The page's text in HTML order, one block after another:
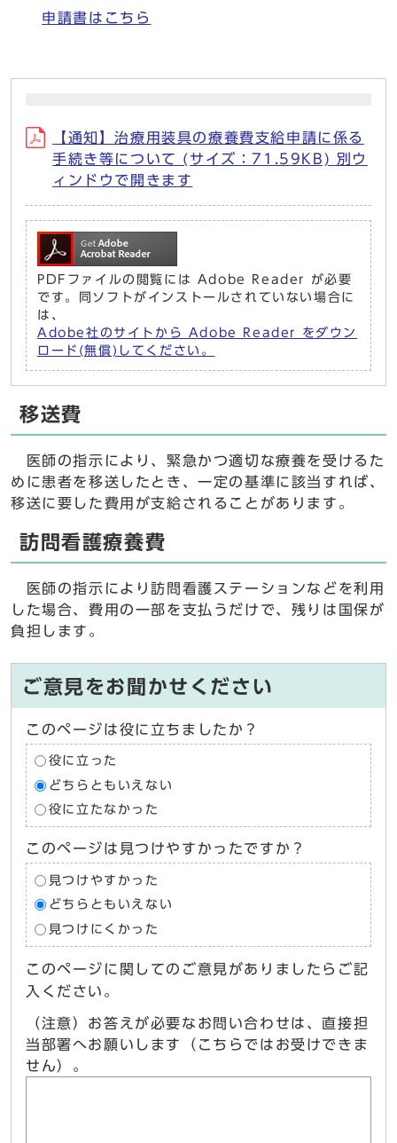
申請書はこちら
【通知】治療用装具の療養費支給申請に係る
手続き等について (サイズ：71.59KB) 別ウ
ィンドウで開きます
PDFファイルの閲覧には Adobe Reader が必要
です。同ソフトがインストールされていない場合に
は、
Adobe社のサイトから Adobe Reader をダウン
ロード(無償)してください。
移送費
医師の指示により、緊急かつ適切な療養を受けるた
めに患者を移送したとき、一定の基準に該当すれば、
移送に要した費用が支給されることがあります。
訪問看護療養費
医師の指示により訪問看護ステーションなどを利用
した場合、費用の一部を支払うだけで、残りは国保が
負担します。
ご意見をお聞かせください
このページは役に立ちましたか？
役に立った
どちらともいえない
役に立たなかった
このページは見つけやすかったですか？
見つけやすかった
どちらともいえない
見つけにくかった
このページに関してのご意見がありましたらご記
入ください。
（注意）お答えが必要なお問い合わせは、直接担
当部署へお願いします（こちらではお受けできま
せん）。